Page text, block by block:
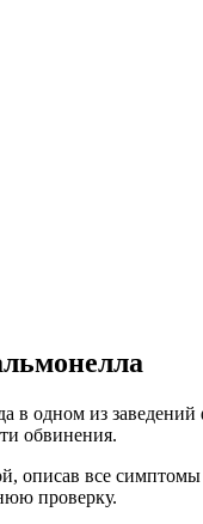
в одном из
обвинения.
описав все
проверку.